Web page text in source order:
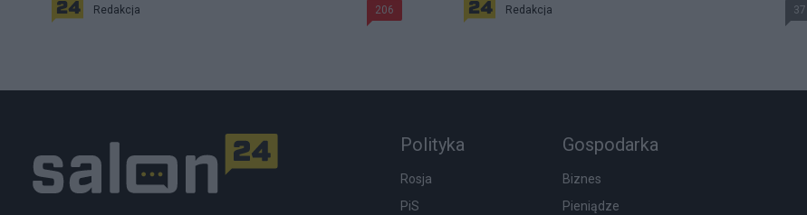
Redakcja 206 Redakcja 37
Polityka
Rosja
PiS
Gospodarka
Biznes
Pieniądze